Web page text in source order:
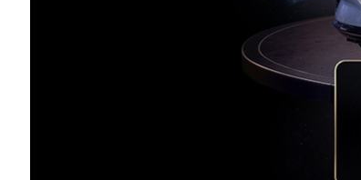
な AI ラボやロボティクスのリ
世界基盤モデルを発展
— NVIDIA GTC Taipei
ールド生成、アクション予測を単
キテクチャに基づくフィジカル